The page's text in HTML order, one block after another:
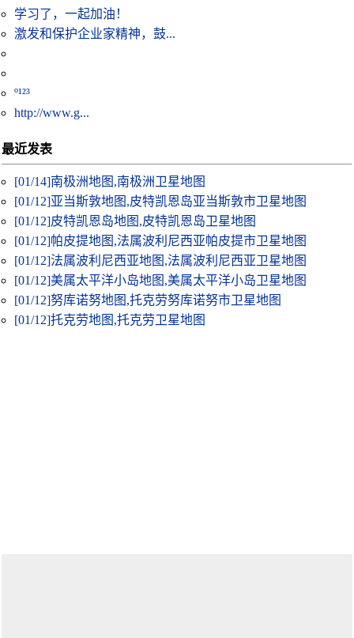
学习了，一起加油！
激发和保护企业家精神，鼓...
º¹²³
http://www.g...
最近发表
[01/14]南极洲地图,南极洲卫星地图
[01/12]亚当斯敦地图,皮特凯恩岛亚当斯敦市卫星地图
[01/12]皮特凯恩岛地图,皮特凯恩岛卫星地图
[01/12]帕皮提地图,法属波利尼西亚帕皮提市卫星地图
[01/12]法属波利尼西亚地图,法属波利尼西亚卫星地图
[01/12]美属太平洋小岛地图,美属太平洋小岛卫星地图
[01/12]努库诺努地图,托克劳努库诺努市卫星地图
[01/12]托克劳地图,托克劳卫星地图